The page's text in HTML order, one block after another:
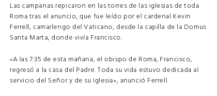
Las campanas repicaron en las torres de las iglesias de toda
Roma tras el anuncio, que fue leído por el cardenal Kevin
Ferrell, camarlengo del Vaticano, desde la capilla de la Domus
Santa Marta, donde vivía Francisco.
«A las 7:35 de esta mañana, el obispo de Roma, Francisco,
regresó a la casa del Padre. Toda su vida estuvo dedicada al
servicio del Señor y de su Iglesia», anunció Ferrell.